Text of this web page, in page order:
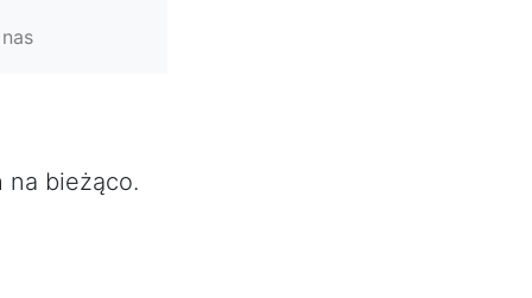
na bieżąco.